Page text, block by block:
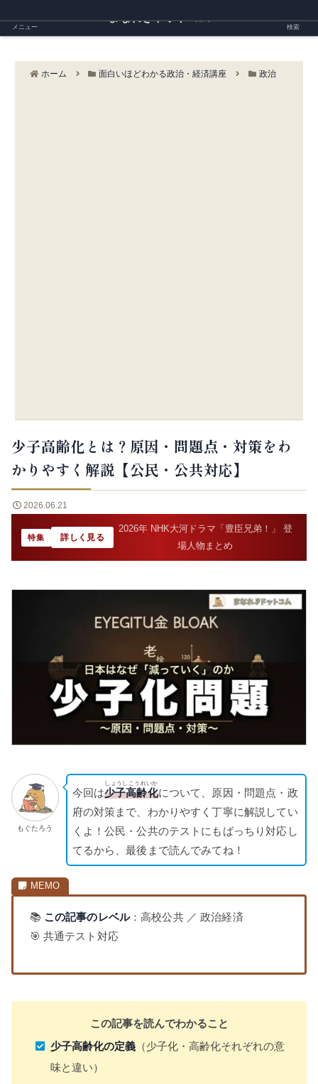
ホーム 面白いほどわかる政治・経済講座 政治
少子高齢化とは？原因・問題点・対策をわ
かりやすく解説【公民・公共対応】
2026.06.21
特集 詳しく見る
2026年 NHK大河ドラマ「豊臣兄弟！」 登
場人物まとめ
もぐたろう
今回は少子高齢化
しょうしこうれいか
について、原因・問題点・政
府の対策まで、わかりやすく丁寧に解説してい
くよ！公民・公共のテストにもばっちり対応し
てるから、最後まで読んでみてね！
📚 この記事のレベル：高校公共 ／ 政治経済
🎯 共通テスト対応
この記事を読んでわかること
少子高齢化の定義（少子化・高齢化それぞれの意
味と違い）
メニュー 検索